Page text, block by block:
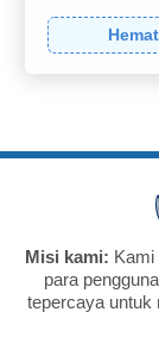
Hemat
Misi kami: Kami
para
tepercaya untuk